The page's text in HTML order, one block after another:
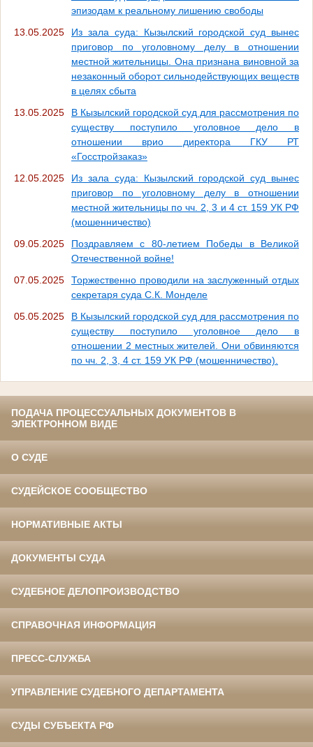
эпизодам к реальному лишению свободы
13.05.2025
Из зала суда: Кызылский городской суд вынес
приговор по уголовному делу в отношении
местной жительницы. Она признана виновной за
незаконный оборот сильнодействующих веществ
в целях сбыта
13.05.2025
В Кызылский городской суд для рассмотрения по
существу поступило уголовное дело в
отношении врио директора ГКУ РТ
«Госстройзаказ»
12.05.2025
Из зала суда: Кызылский городской суд вынес
приговор по уголовному делу в отношении
местной жительницы по чч. 2, 3 и 4 ст. 159 УК РФ
(мошенничество)
09.05.2025
Поздравляем с 80-летием Победы в Великой
Отечественной войне!
07.05.2025
Торжественно проводили на заслуженный отдых
секретаря суда С.К. Монделе
05.05.2025
В Кызылский городской суд для рассмотрения по
существу поступило уголовное дело в
отношении 2 местных жителей. Они обвиняются
по чч. 2, 3, 4 ст. 159 УК РФ (мошенничество).
ПОДАЧА ПРОЦЕССУАЛЬНЫХ ДОКУМЕНТОВ В
ЭЛЕКТРОННОМ ВИДЕ
О СУДЕ
СУДЕЙСКОЕ СООБЩЕСТВО
НОРМАТИВНЫЕ АКТЫ
ДОКУМЕНТЫ СУДА
СУДЕБНОЕ ДЕЛОПРОИЗВОДСТВО
СПРАВОЧНАЯ ИНФОРМАЦИЯ
ПРЕСС-СЛУЖБА
УПРАВЛЕНИЕ СУДЕБНОГО ДЕПАРТАМЕНТА
СУДЫ СУБЪЕКТА РФ